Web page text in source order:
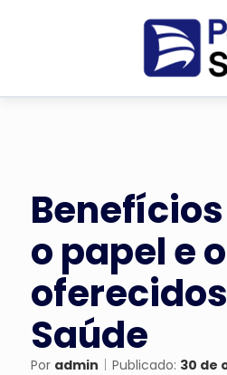
o papel e
Saúde
Por admin | Publicado: 30 de